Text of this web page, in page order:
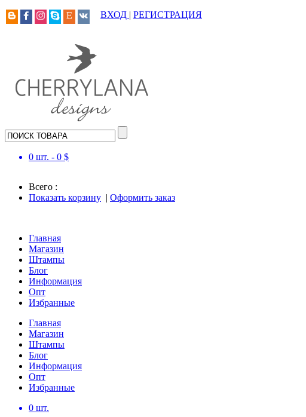
ВХОД | РЕГИСТРАЦИЯ
0 шт. - 0 $
Всего :
Показать корзину | Оформить заказ
Главная
Магазин
Штампы
Блог
Информация
Опт
Избранные
Главная
Магазин
Штампы
Блог
Информация
Опт
Избранные
0 шт.